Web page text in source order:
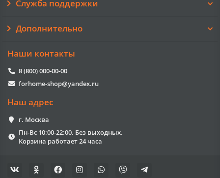
Служба поддержки
Дополнительно
Наши контакты
8 (800) 000-00-00
forhome-shop@yandex.ru
Наш адрес
г. Москва
Пн-Вс 10:00-22:00. Без выходных.
Корзина работает 24 часа